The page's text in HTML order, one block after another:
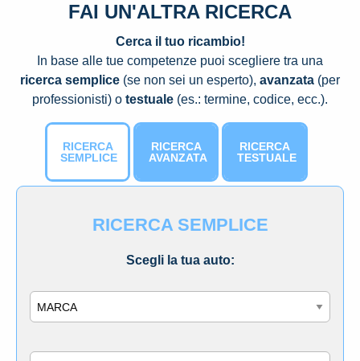
FAI UN'ALTRA RICERCA
Cerca il tuo ricambio!
In base alle tue competenze puoi scegliere tra una
ricerca semplice (se non sei un esperto), avanzata (per
professionisti) o testuale (es.: termine, codice, ecc.).
RICERCA
SEMPLICE
RICERCA
AVANZATA
RICERCA
TESTUALE
RICERCA SEMPLICE
Scegli la tua auto: